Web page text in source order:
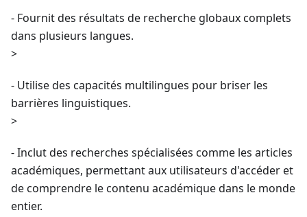
- Fournit des résultats de recherche globaux complets
dans plusieurs langues.
>
- Utilise des capacités multilingues pour briser les
barrières linguistiques.
>
- Inclut des recherches spécialisées comme les articles
académiques, permettant aux utilisateurs d'accéder et
de comprendre le contenu académique dans le monde
entier.